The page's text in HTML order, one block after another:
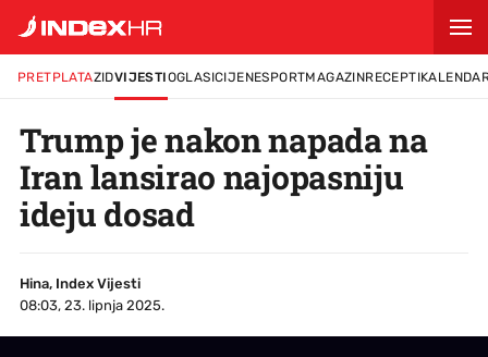
PRETPLATAZIDVIJESTIOGLASICIJENESPORTMAGAZINRECEPTI
Trump je nakon napada na
Iran lansirao najopasniju
ideju dosad
Hina, Index Vijesti
08:03, 23. lipnja 2025.